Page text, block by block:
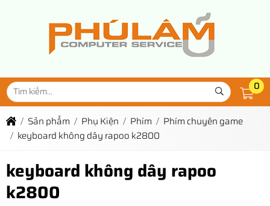
0
Sản phẩm Phụ Kiện Phím
Phím chuyên game
keyboard không dây rapoo k2800
keyboard không dây rapoo
k2800